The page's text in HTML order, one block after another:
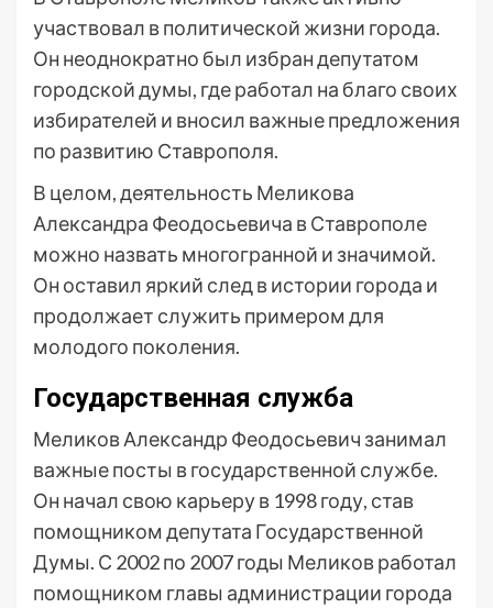
участвовал в политической жизни города.
Он неоднократно был избран депутатом
городской думы, где работал на благо своих
избирателей и вносил важные предложения
по развитию Ставрополя.
В целом, деятельность Меликова
Александра Феодосьевича в Ставрополе
можно назвать многогранной и значимой.
Он оставил яркий след в истории города и
продолжает служить примером для
молодого поколения.
Государственная служба
Меликов Александр Феодосьевич занимал
важные посты в государственной службе.
Он начал свою карьеру в 1998 году, став
помощником депутата Государственной
Думы. С 2002 по 2007 годы Меликов работал
помощником главы администрации города